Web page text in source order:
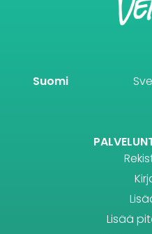
Suomi
Lisää